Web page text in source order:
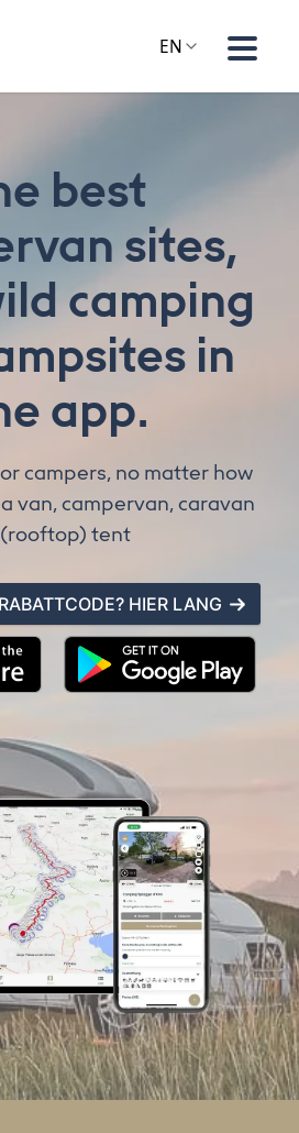
EN
best
sites,
camping
in
app.
campers, no matter how
van, campervan, caravan
tent
HIER LANG